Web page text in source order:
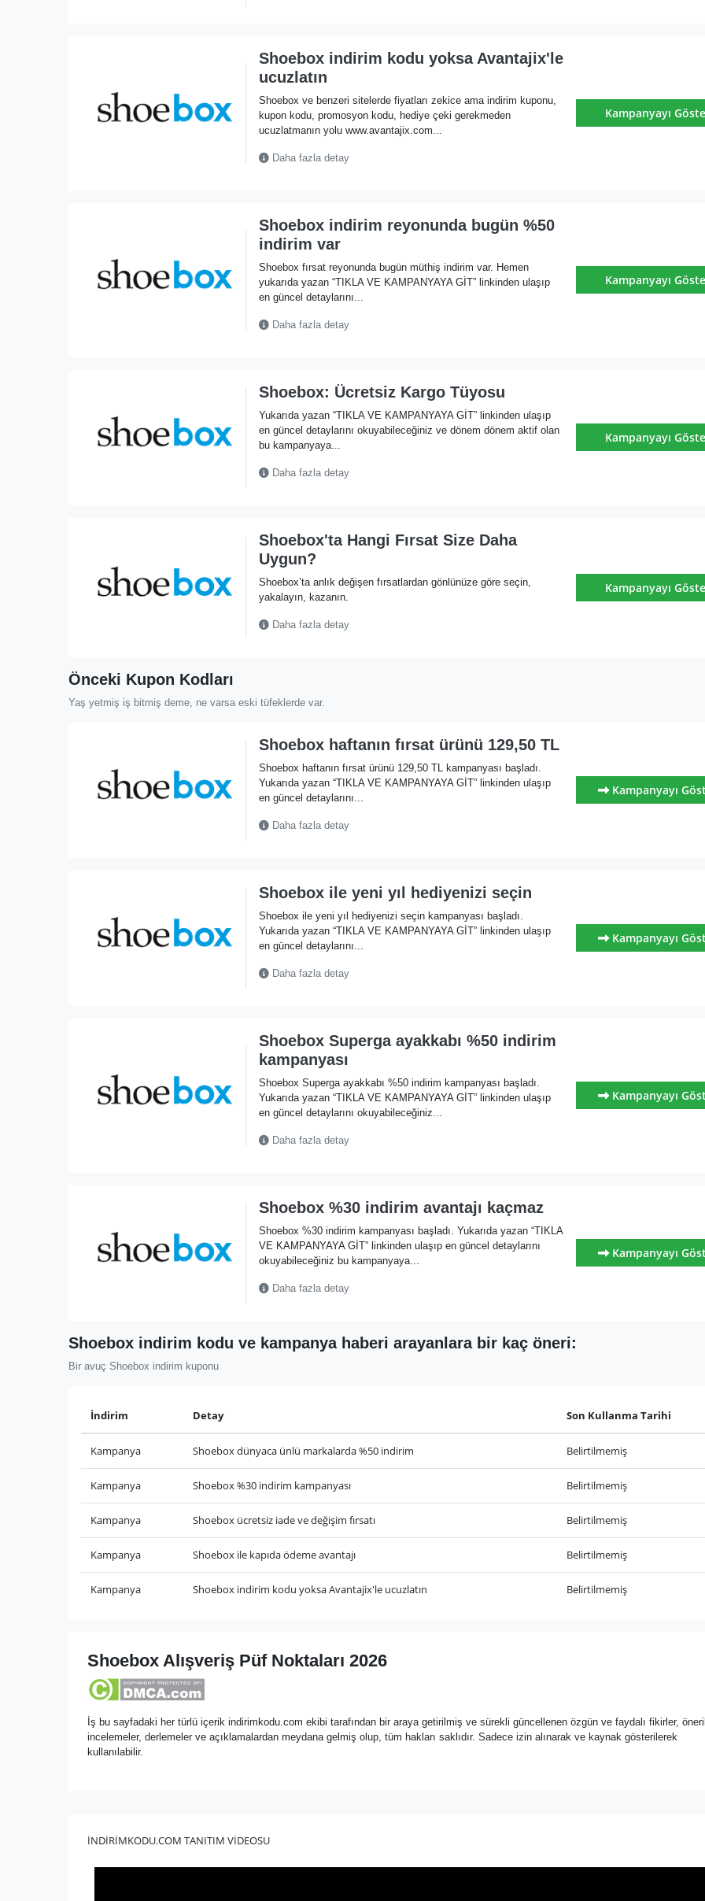
Shoebox indirim kodu yoksa Avantajix'le
ucuzlatın
Shoebox ve benzeri sitelerde fiyatları zekice ama indirim kuponu,
kupon kodu, promosyon kodu, hediye çeki gerekmeden
ucuzlatmanın yolu www.avantajix.com...
Daha fazla detay
Kampanyayı
Shoebox indirim reyonunda bugün %50
indirim var
Shoebox fırsat reyonunda bugün müthiş indirim var. Hemen
yukarıda yazan “TIKLA VE KAMPANYAYA GİT” linkinden ulaşıp
en güncel detaylarını...
Daha fazla detay
Kampanyayı
Shoebox: Ücretsiz Kargo Tüyosu
Yukarıda yazan “TIKLA VE KAMPANYAYA GİT” linkinden ulaşıp
en güncel detaylarını okuyabileceğiniz ve dönem dönem aktif olan
bu kampanyaya...
Daha fazla detay
Kampanyayı
Shoebox'ta Hangi Fırsat Size Daha
Uygun?
Shoebox’ta anlık değişen fırsatlardan gönlünüze göre seçin,
yakalayın, kazanın.
Daha fazla detay
Kampanyayı
Önceki Kupon Kodları
Yaş yetmiş iş bitmiş deme, ne varsa eski tüfeklerde var.
Shoebox haftanın fırsat ürünü 129,50 TL
Shoebox haftanın fırsat ürünü 129,50 TL kampanyası başladı.
Yukarıda yazan “TIKLA VE KAMPANYAYA GİT” linkinden ulaşıp
en güncel detaylarını...
Daha fazla detay
Kampanyayı
Shoebox ile yeni yıl hediyenizi seçin
Shoebox ile yeni yıl hediyenizi seçin kampanyası başladı.
Yukarıda yazan “TIKLA VE KAMPANYAYA GİT” linkinden ulaşıp
en güncel detaylarını...
Daha fazla detay
Kampanyayı
Shoebox Superga ayakkabı %50 indirim
kampanyası
Shoebox Superga ayakkabı %50 indirim kampanyası başladı.
Yukarıda yazan “TIKLA VE KAMPANYAYA GİT” linkinden ulaşıp
en güncel detaylarını okuyabileceğiniz...
Daha fazla detay
Kampanyayı
Shoebox %30 indirim avantajı kaçmaz
Shoebox %30 indirim kampanyası başladı. Yukarıda yazan “TIKLA
VE KAMPANYAYA GİT” linkinden ulaşıp en güncel detaylarını
okuyabileceğiniz bu kampanyaya...
Daha fazla detay
Kampanyayı
Shoebox indirim kodu ve kampanya haberi arayanlara bir kaç öneri:
Bir avuç Shoebox indirim kuponu
İndirim Detay Son Kullanma Tarihi
Kampanya Shoebox dünyaca ünlü markalarda %50 indirim Belirtilmemiş
Kampanya Shoebox %30 indirim kampanyası Belirtilmemiş
Kampanya Shoebox ücretsiz iade ve değişim fırsatı Belirtilmemiş
Kampanya Shoebox ile kapıda ödeme avantajı Belirtilmemiş
Kampanya Shoebox indirim kodu yoksa Avantajix'le ucuzlatın Belirtilmemiş
Shoebox Alışveriş Püf Noktaları 2026
İş bu sayfadaki her türlü içerik indirimkodu.com ekibi tarafından bir araya getirilmiş ve sürekli güncellenen özgün ve faydalı fikirler,
incelemeler, derlemeler ve açıklamalardan meydana gelmiş olup, tüm hakları saklıdır. Sadece izin alınarak ve kaynak gösterilerek
kullanılabilir.
İNDİRİMKODU.COM TANITIM VİDEOSU